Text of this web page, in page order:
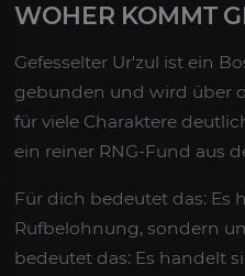
WOHER KOMMT
Gefesselter Ur'zul ist ein
gebunden und wird über
für viele Charaktere
ein reiner RNG-Fund aus
Für dich bedeutet das:
Rufbelohnung, sondern
bedeutet das: Es handelt